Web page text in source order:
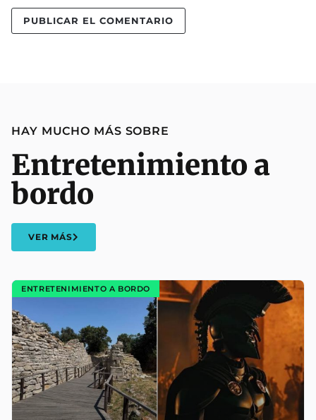
HAY MUCHO MÁS SOBRE
Entretenimiento a
bordo
VER MÁS
ENTRETENIMIENTO A BORDO